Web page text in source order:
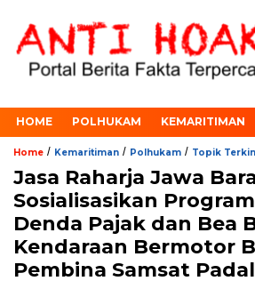
HOME POLHUKAM KEMARITIMAN
Home / Kemaritiman / Polhukam / Topik
Jasa Raharja Jawa
Sosialisasikan
Denda Pajak dan Bea
Kendaraan Bermotor
Pembina Samsat